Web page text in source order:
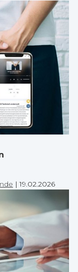
|19.02.2026